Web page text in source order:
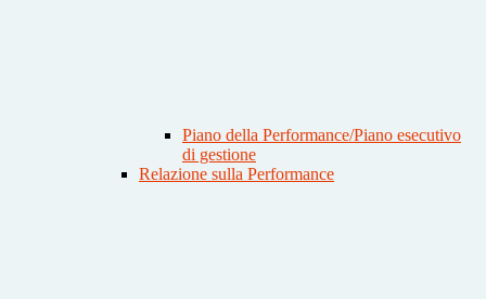
Piano della Performance/Piano esecutivo
di gestione
Relazione sulla Performance